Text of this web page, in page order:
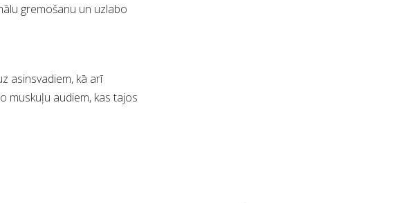
gremošanu un uzlabo
asinsvadiem, kā arī
muskuļu audiem, kas tajos